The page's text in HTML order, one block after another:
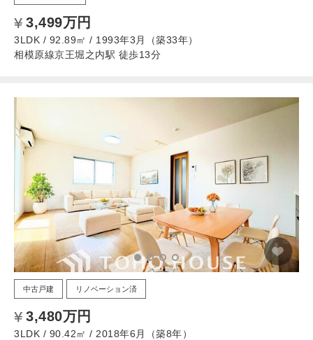
3,499万円
3LDK / 92.89㎡ / 1993年3月（築33年）
相模原線京王堀之内駅 徒歩13分
中古戸建 リノベーション済
3,480万円
3LDK / 90.42㎡ / 2018年6月（築8年）